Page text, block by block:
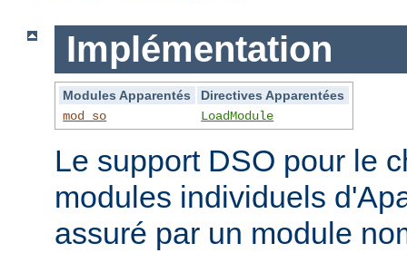
Implémentation
Modules Apparentés
Directives Apparentées
mod_so
LoadModule
Le support DSO pour le
modules individuels
assuré par un module